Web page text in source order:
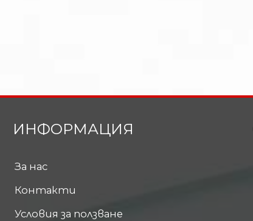
ИНФОРМАЦИЯ
За нас
Контакти
Условия за ползване